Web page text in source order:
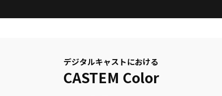
デジタルキャストにおける
CASTEM Color